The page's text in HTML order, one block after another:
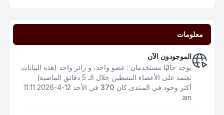
معلومات
الموجودون الآن
يوجد حاليًا مستخدمان : عضو واحد، و زائر واحد (هذه البيانات
تعتمد على الأعضاء النشطين خلال الـ 5 دقائق الماضية)
أكثر وجود في المنتدى كان 370
في الأحد 12-4-2026 11:11
am